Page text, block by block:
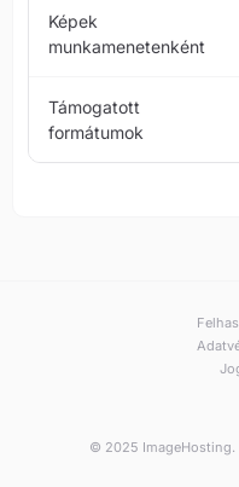
Képek
munkamenetenként
Támogatott
formátumok
© 2025 ImageHosting.